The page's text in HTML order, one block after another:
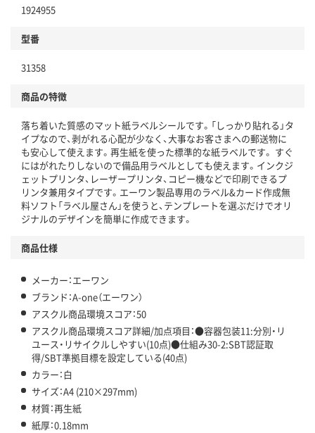
仕組
この商品の環境配慮ポイントです。下記商品詳細「
アスクル商品環境スコア詳細／加点項目
」で確認できます。
1924955
型番
31358
商品の特徴
落ち着いた質感のマット紙ラベルシールです。「しっかり貼れる」タ
イプなので、剥がれる心配が少なく、大事なお客さまへの郵送物に
も安心して使えます。再生紙を使った標準的な紙ラベルです。 すぐ
にはがれたりしないので備品用ラベルとしても使えます。インクジ
ェットプリンタ、レーザープリンタ、コピー機などで印刷できるプ
リンタ兼用タイプです。エーワン製品専用のラベル&カード作成無
料ソフト「ラベル屋さん」を使うと、テンプレートを選ぶだけでオリ
ジナルのデザインを簡単に作成できます。
商品仕様
メーカー：エーワン
ブランド：A-one（エーワン）
アスクル商品環境スコア：50
アスクル商品環境スコア詳細/加点項目：●容器包装11:分別・リ
ユース・リサイクルしやすい(10点)●仕組み30-2:SBT認証取
得/SBT準拠目標を設定している(40点)
カラー：白
サイズ：A4 (210×297mm)
材質：再生紙
紙厚：0.18mm